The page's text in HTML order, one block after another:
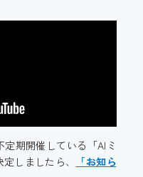
期開催している「AIミ
しましたら、
「お知ら